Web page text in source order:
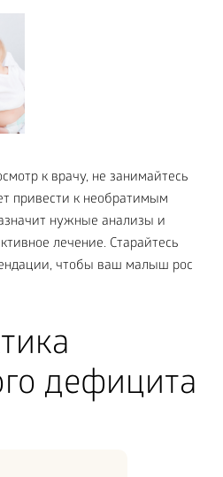
к врачу, не занимайтесь
привести к необратимым
нужные анализы и
лечение. Старайтесь
чтобы ваш малыш рос
дефицита